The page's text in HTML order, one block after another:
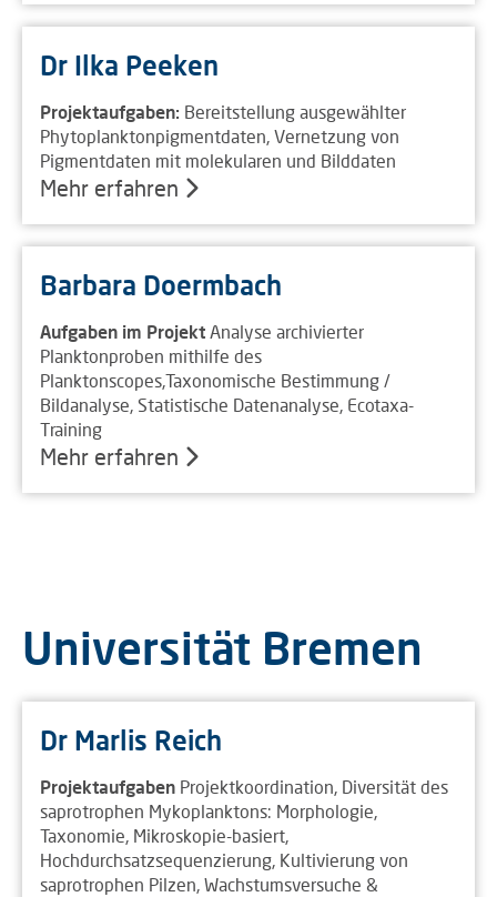
Dr Ilka Peeken
Projektaufgaben: Bereitstellung ausgewählter
Phytoplanktonpigmentdaten, Vernetzung von
Pigmentdaten mit molekularen und Bilddaten
Mehr erfahren
Barbara Doermbach
Aufgaben im Projekt Analyse archivierter
Planktonproben mithilfe des
Planktonscopes,Taxonomische Bestimmung /
Bildanalyse, Statistische Datenanalyse, Ecotaxa-
Training
Mehr erfahren
Universität Bremen
Dr Marlis Reich
Projektaufgaben Projektkoordination, Diversität des
saprotrophen Mykoplanktons: Morphologie,
Taxonomie, Mikroskopie-basiert,
Hochdurchsatzsequenzierung, Kultivierung von
saprotrophen Pilzen, Wachstumsversuche &